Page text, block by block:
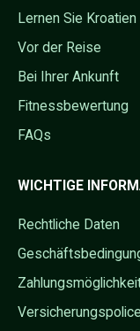
Lernen Sie Kroatien
Vor der Reise
Bei Ihrer Ankunft
Fitnessbewertung
FAQs
WICHTIGE
Rechtliche Daten
Versicherungspolice